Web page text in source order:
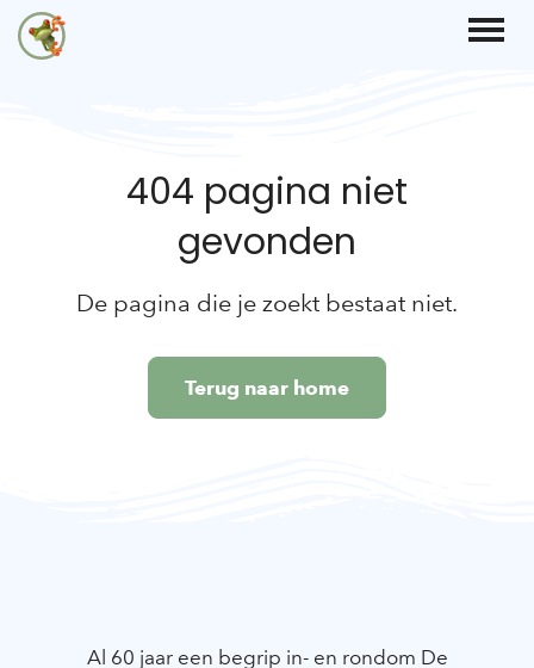
404 pagina niet
gevonden
De pagina die je zoekt bestaat niet.
Terug naar home
Al 60 jaar een begrip in- en rondom De